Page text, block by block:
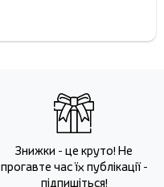
Знижки - це круто! Не
прогавте час їх публікації -
підпишіться!